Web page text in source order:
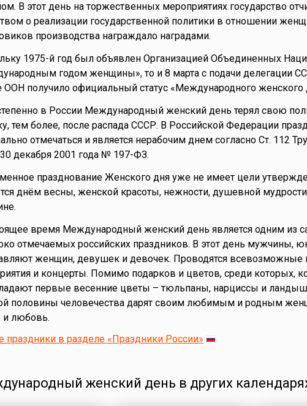
В этот день на торжественных мероприятиях государство
о реализации государственной политики в отношении
производства награждало наградами.
1975-й год был объявлен Организацией Объединенных
годом женщины», то и 8 марта с подачи делегации
ООН получило официальный статус «Международного женского
в России Международный женский день терял свою
тем более, после распада СССР. В Российской Федерации
отмечаться и является нерабочим днем согласно Ст. 112
декабря 2001 года № 197-ФЗ.
празднование Женского дня уже не имеет цели
днём весны, женской красоты, нежности, душевной
время Международный женский день является одним из
отмечаемых российских праздников. В этот день мужчины,
женщин, девушек и девочек. Проводятся всевозможные
и концерты. Помимо подарков и цветов, среди которых,
первые весенние цветы – тюльпаны, нарциссы и
половины человечества дарят своим любимым и родным
и любовь.
праздники в разделе «Праздники России»
женский день в других